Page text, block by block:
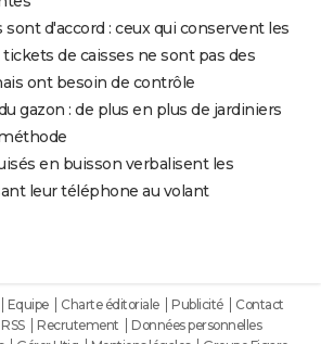
sont d'accord : ceux qui conservent les
tickets de caisses ne sont pas des
ont besoin de contrôle
gazon : de plus en plus de jardiniers
en buisson verbalisent les
leur téléphone au volant
Equipe Charte éditoriale Publicité
Contact
RSS Recrutement
Données personnelles